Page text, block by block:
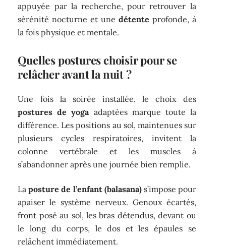
appuyée par la recherche, pour retrouver la
sérénité nocturne et une détente profonde, à
la fois physique et mentale.
Quelles postures choisir pour se
relâcher avant la nuit ?
Une fois la soirée installée, le choix des
postures de yogaadaptées marque toute la
différence. Les positions au sol, maintenues sur
plusieurs cycles respiratoires, invitent la
colonne vertébrale et les muscles à
s’abandonner après une journée bien remplie.
Laposture de l’enfant (balasana)s’impose pour
apaiser le système nerveux. Genoux écartés,
front posé au sol, les bras détendus, devant ou
le long du corps, le dos et les épaules se
relâchent immédiatement.